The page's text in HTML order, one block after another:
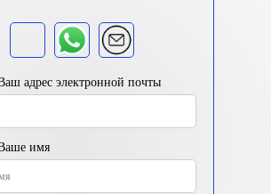
адрес электронной почты
имя